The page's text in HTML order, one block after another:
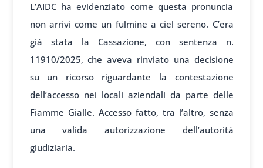
L’AIDC ha evidenziato come questa pronuncia
non arrivi come un fulmine a ciel sereno. C’era
già stata la Cassazione, con sentenza n.
11910/2025, che aveva rinviato una decisione
su un ricorso riguardante la contestazione
dell’accesso nei locali aziendali da parte delle
Fiamme Gialle. Accesso fatto, tra l’altro, senza
una valida autorizzazione dell’autorità
giudiziaria.